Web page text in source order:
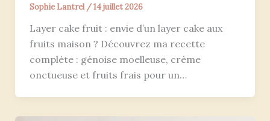
Sophie Lantrel /14 juillet 2026
Layer cake fruit : envie d’un layer cake aux
fruits maison ? Découvrez ma recette
complète : génoise moelleuse, crème
onctueuse et fruits frais pour un…